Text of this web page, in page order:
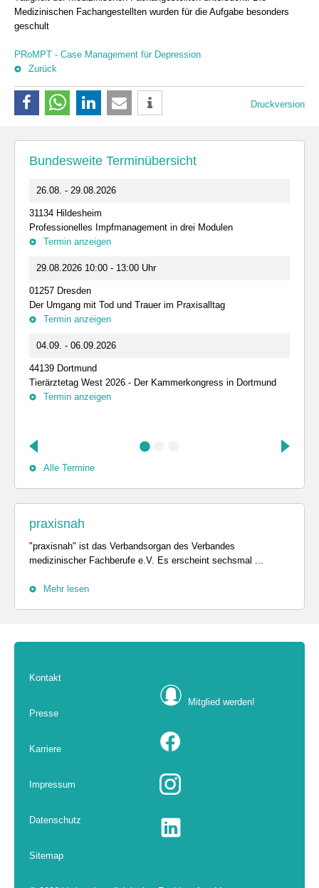
Medizinischen Fachangestellten wurden für die Aufgabe besonders
geschult
PRoMPT - Case Management für Depression
Zurück
Druckversion
Bundesweite Terminübersicht
26.08. - 29.08.2026
31134 Hildesheim
Professionelles Impfmanagement in drei Modulen
Termin anzeigen
29.08.2026 10:00 - 13:00 Uhr
01257 Dresden
Der Umgang mit Tod und Trauer im Praxisalltag
Termin anzeigen
04.09. - 06.09.2026
44139 Dortmund
Tierärztetag West 2026 - Der Kammerkongress in Dortmund
Termin anzeigen
Alle Termine
praxisnah
"praxisnah" ist das Verbandsorgan des Verbandes
medizinischer Fachberufe e.V. Es erscheint sechsmal ...
Mehr lesen
Kontakt
Presse
Karriere
Impressum
Datenschutz
Sitemap
Mitglied werden!